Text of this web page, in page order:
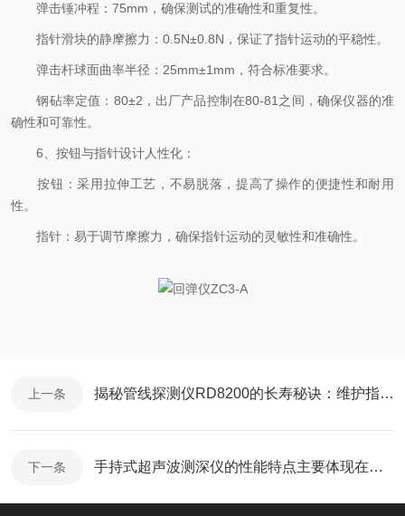
弹击锤冲程：75mm，确保测试的准确性和重复性。
指针滑块的静摩擦力：0.5N±0.8N，保证了指针运动的平稳性。
弹击杆球面曲率半径：25mm±1mm，符合标准要求。
钢砧率定值：80±2，出厂产品控制在80-81之间，确保仪器的准
确性和可靠性。
6、按钮与指针设计人性化：
按钮：采用拉伸工艺，不易脱落，提高了操作的便捷性和耐用
性。
指针：易于调节摩擦力，确保指针运动的灵敏性和准确性。
上一条 揭秘管线探测仪RD8200的长寿秘诀：维护指南大公开！
下一条 手持式超声波测深仪的性能特点主要体现在以下几个方面